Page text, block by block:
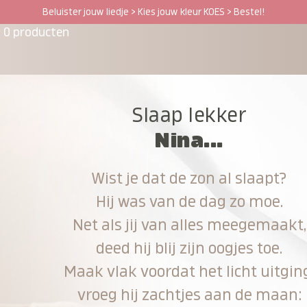
Beluister jouw liedje > Kies jouw kleur KOES > Bestel!
0 producten
Slaap lekker
Nina...
Wist je dat de zon al slaapt?
Hij was van de dag zo moe.
Net als jij van alles meegemaakt,
deed hij blij zijn oogjes toe.
Maak vlak voordat het licht
vroeg hij zachtjes aan de maan: